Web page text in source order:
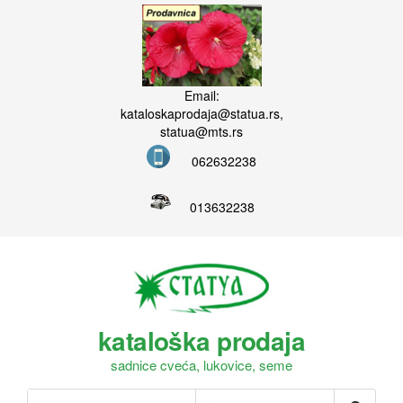
Email:
kataloskaprodaja@statua.rs,
statua@mts.rs
062632238
013632238
kataloška prodaja
sadnice cveća, lukovice, seme